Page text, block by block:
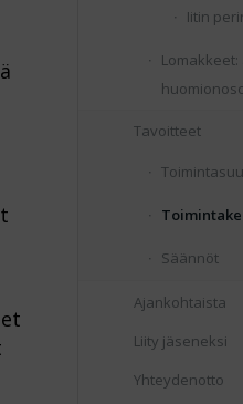
Iitin
Tavoitteet
Säännöt
Ajankohtaista
Liity jäseneksi
Yhteydenotto